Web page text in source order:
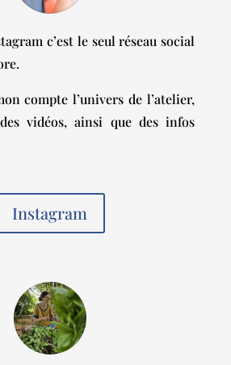
c’est le seul réseau social
compte l’univers de l’atelier,
vidéos, ainsi que des infos
Instagram